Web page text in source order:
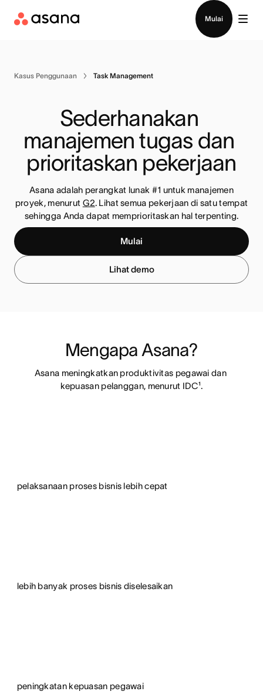
Mulai
Kasus Penggunaan Task Management
Sederhanakan
manajemen tugas dan
prioritaskan pekerjaan
Asana adalah perangkat lunak #1 untuk manajemen
proyek, menurut G2. Lihat semua pekerjaan di satu tempat
sehingga Anda dapat memprioritaskan hal terpenting.
Mulai
Lihat demo
Mengapa Asana?
Asana meningkatkan produktivitas pegawai dan
kepuasan pelanggan, menurut IDC¹.
pelaksanaan proses bisnis lebih cepat
lebih banyak proses bisnis diselesaikan
peningkatan kepuasan pegawai